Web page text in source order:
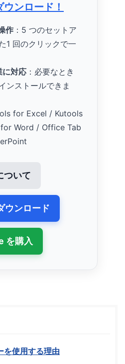
ンロード！
作 ：5 つのセットア
1 回のクリックで一
対応 ：必要なとき
ンストールできま
for Excel / Kutools
Word / Office Tab
ついて
ウンロード
を購入
使用する理由